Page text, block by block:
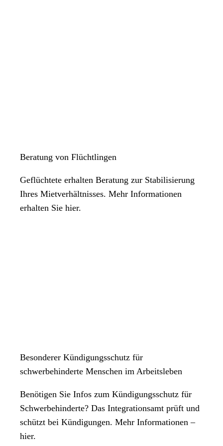
Beratung von Flüchtlingen
Geflüchtete erhalten Beratung zur Stabilisierung
Ihres Mietverhältnisses. Mehr Informationen
erhalten Sie hier.
Besonderer Kündigungsschutz für
schwerbehinderte Menschen im Arbeitsleben
Benötigen Sie Infos zum Kündigungsschutz für
Schwerbehinderte? Das Integrationsamt prüft und
schützt bei Kündigungen. Mehr Informationen –
hier.